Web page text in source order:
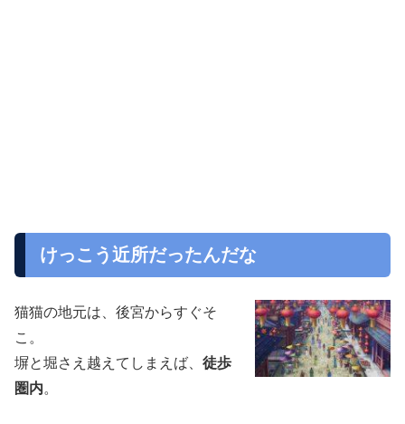
けっこう近所だったんだな
猫猫の地元は、後宮からすぐそ
こ。
塀と堀さえ越えてしまえば、 徒歩
圏内。